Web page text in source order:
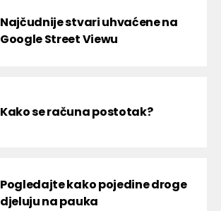
Najčudnije stvari uhvaćene na
Google Street Viewu
Kako se računa postotak?
Pogledajte kako pojedine droge
djeluju na pauka